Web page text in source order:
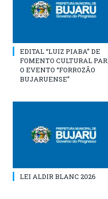
EDITAL “LUIZ PIABA” DE
FOMENTO CULTURAL
O EVENTO “FORROZÃO
BUJARUENSE”
LEI ALDIR BLANC 2026